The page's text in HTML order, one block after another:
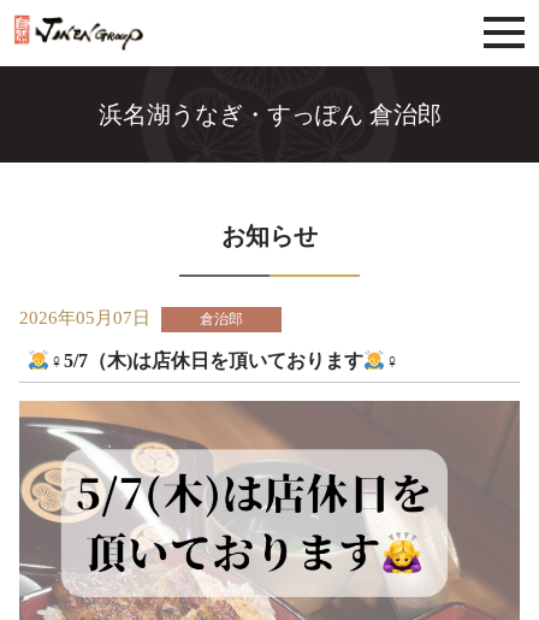
浜名湖うなぎ・すっぽん 倉治郎
お知らせ
2026年05月07日 倉治郎
‍♀️5/7（木)は店休日を頂いております ‍♀️